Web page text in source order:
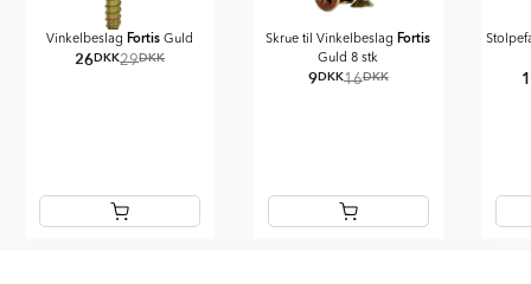
Vinkelbeslag Fortis Guld
26DKK29DKK
Skrue til Vinkelbeslag Fortis
Guld 8 stk
9DKK16DKK